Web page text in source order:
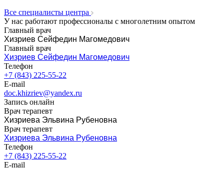
Все специалисты центра
У нас работают профессионалы с многолетним опытом
Главный врач
Хизриев Сейфедин Магомедович
Главный врач
Хизриев Сейфедин Магомедович
Телефон
+7 (843) 225-55-22
E-mail
doc.khizriev@yandex.ru
Запись онлайн
Врач терапевт
Хизриева Эльвина Рубеновна
Врач терапевт
Хизриева Эльвина Рубеновна
Телефон
+7 (843) 225-55-22
E-mail